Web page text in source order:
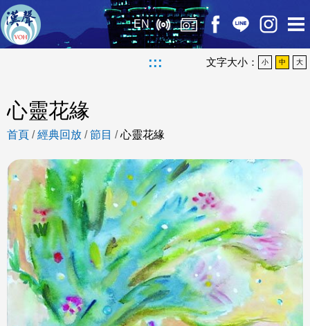
EN
::: 文字大小： 小 中 大
心靈花緣
首頁 /經典回放 /節目 /心靈花緣